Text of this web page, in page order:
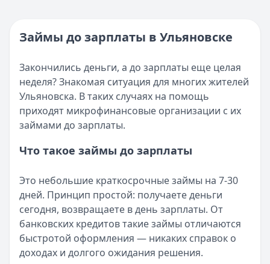
Категория:МФО и микрозаймы
Все статьи
Возврат переплаты в «Займере»: актуальная
Опубликовано:5 декабря 2025 г.
Категория:МФО
Читать новость
Срочный микрозайм 15 000 ₽ на карту: свежая
Кратко:Нужны 15 000 рублей на карту прямо сегодня?
Категория:МФО
Рекордный рост доли клиентов МФО с iPhone: что
Кратко:В III квартале 2025 года владельцы iPhone
Опубликовано:5 декабря 2025 г.
Категория:МФО
Читать новость
57 сервисов микрозаймов через Госуслуги: где
Займы до зарплаты в Ульяновске
Закончились деньги, а до зарплаты еще целая
неделя? Знакомая ситуация для многих жителей
Ульяновска. В таких случаях на помощь
приходят микрофинансовые организации с их
займами до зарплаты.
Что такое займы до зарплаты
Это небольшие краткосрочные займы на 7-30
дней. Принцип простой: получаете деньги
сегодня, возвращаете в день зарплаты. От
банковских кредитов такие займы отличаются
быстротой оформления — никаких справок о
доходах и долгого ожидания решения.